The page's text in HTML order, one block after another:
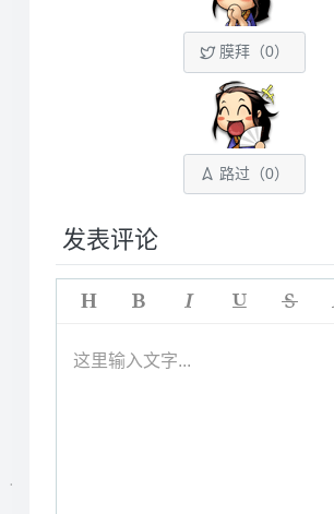
膜拜（0）
路过（0）
发表评论
这里输入文字...